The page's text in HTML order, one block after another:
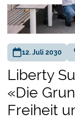
12. Juli 2030
Liberty
«Die
Freiheit